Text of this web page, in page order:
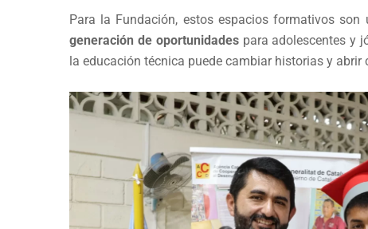
Para la Fundación, estos espacios formativos son
generación de oportunidadespara adolescentes y
la educación técnica puede cambiar historias y